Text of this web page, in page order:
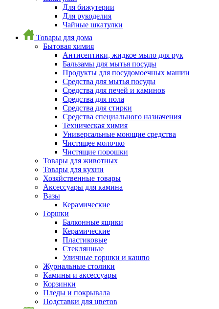
Для бижутерии
Для рукоделия
Чайные шкатулки
Товары для дома
Бытовая химия
Антисептики, жидкое мыло для рук
Бальзамы для мытья посуды
Продукты для посудомоечных машин
Средства для мытья посуды
Средства для печей и каминов
Средства для пола
Средства для стирки
Средства специального назначения
Техническая химия
Универсальные моющие средства
Чистящее молочко
Чистящие порошки
Товары для животных
Товары для кухни
Хозяйственные товары
Аксессуары для камина
Вазы
Керамические
Горшки
Балконные ящики
Керамические
Пластиковые
Стеклянные
Уличные горшки и кашпо
Журнальные столики
Камины и аксессуары
Корзинки
Пледы и покрывала
Подставки для цветов